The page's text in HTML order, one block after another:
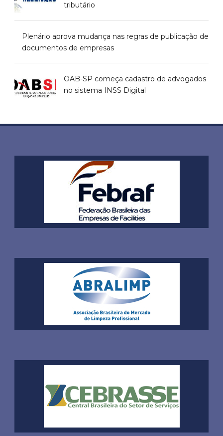
tributário
Plenário aprova mudança nas regras de publicação de
documentos de empresas
OAB-SP começa cadastro de advogados
no sistema INSS Digital